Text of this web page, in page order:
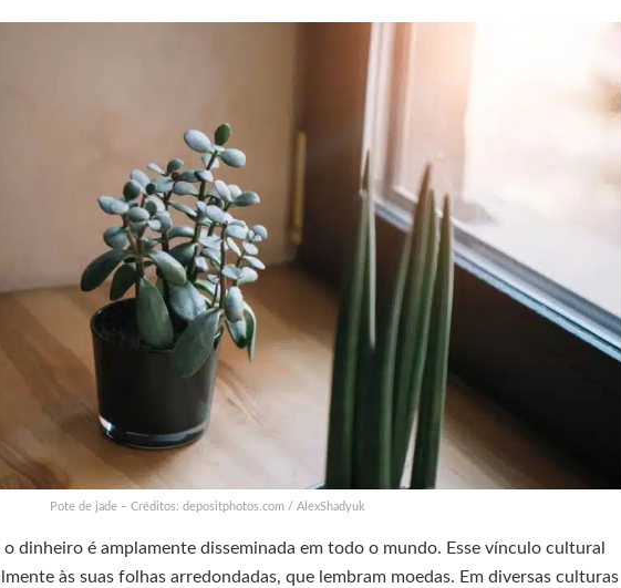
Pote de jade – Créditos: depositphotos.com / AlexShadyuk
dinheiro é amplamente disseminada em todo o mundo. Esse vínculo cultural
às suas folhas arredondadas, que lembram moedas. Em diversas culturas